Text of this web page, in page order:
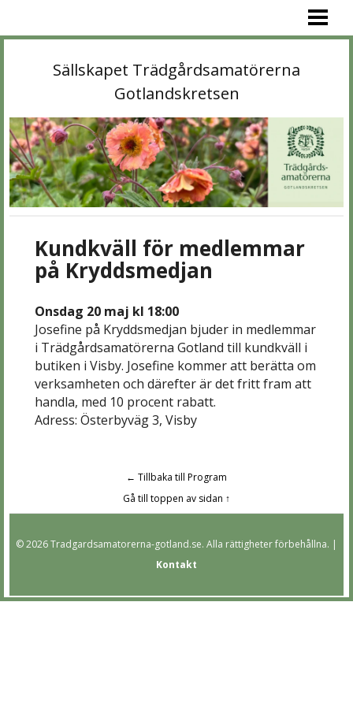
KONTAKT
OM OSS
GALLERI
STA»
Sällskapet Trädgårdsamatörerna
Gotlandskretsen
Kundkväll för medlemmar
på Kryddsmedjan
Onsdag 20 maj kl 18:00
Josefine på Kryddsmedjan bjuder in medlemmar
i Trädgårdsamatörerna Gotland till kundkväll i
butiken i Visby. Josefine kommer att berätta om
verksamheten och därefter är det fritt fram att
handla, med 10 procent rabatt.
Adress: Österbyväg 3, Visby
← Tillbaka till Program
Gå till toppen av sidan ↑
© 2026 Tradgardsamatorerna-gotland.se. Alla rättigheter förbehållna. |
Kontakt